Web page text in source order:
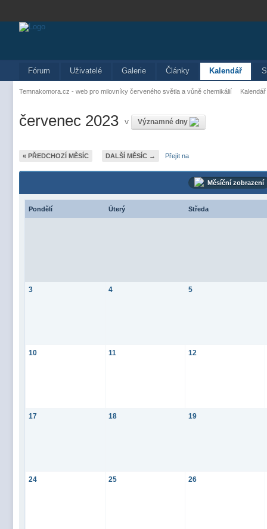
Fórum Uživatelé Galerie Články Kalendář
Temnakomora.cz - web pro milovníky červeného světla a vůně chemikálií Kalendář
červenec 2023 v Významné dny
« PŘEDCHOZÍ MĚSÍC DALŠÍ MĚSÍC → Přejít na
Měsíční zobrazení
Pondělí Úterý Středa
3 4 5
10 11 12
17 18 19
24 25 26